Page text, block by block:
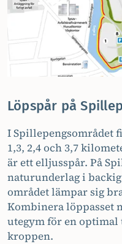
Löpspår på
I Spillepengsområdet
1,3, 2,4 och 3,7
är ett elljusspår. På
naturunderlag i
området lämpar sig
Kombinera löppasset
utegym för en
kroppen.